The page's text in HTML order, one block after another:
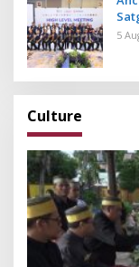
5
Culture